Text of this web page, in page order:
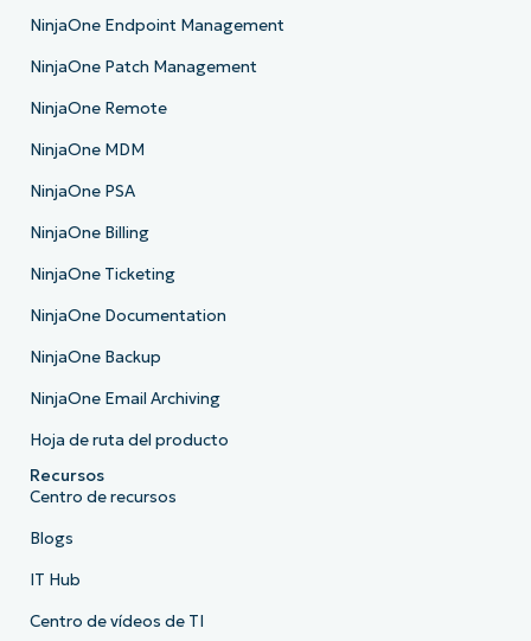
NinjaOne Endpoint Management
NinjaOne Patch Management
NinjaOne Remote
NinjaOne MDM
NinjaOne PSA
NinjaOne Billing
NinjaOne Ticketing
NinjaOne Documentation
NinjaOne Backup
NinjaOne Email Archiving
Hoja de ruta del producto
Recursos
Centro de recursos
Blogs
IT Hub
Centro de vídeos de TI